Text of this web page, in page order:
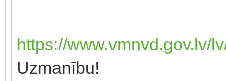
https://www.vmnvd.gov.lv/
Uzmanību!